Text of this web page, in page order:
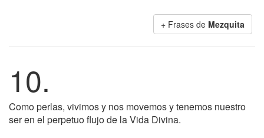
+ Frases de Mezquita
10.
Como perlas, vivimos y nos movemos y tenemos nuestro
ser en el perpetuo flujo de la Vida Divina.